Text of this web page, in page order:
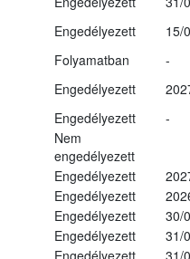
Engedélyezett
15/
Folyamatban
-
Engedélyezett
Engedélyezett
-
Nem
engedélyezett
Engedélyezett
Engedélyezett
Engedélyezett
30/
Engedélyezett
31/